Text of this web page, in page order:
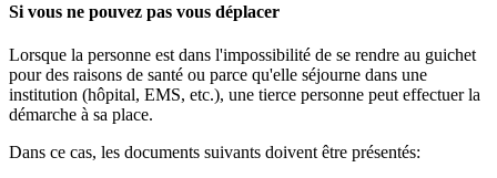
Si vous ne pouvez pas vous déplacer
Lorsque la personne est dans l'impossibilité de se rendre au guichet
pour des raisons de santé ou parce qu'elle séjourne dans une
institution (hôpital, EMS, etc.), une tierce personne peut effectuer la
démarche à sa place.
Dans ce cas, les documents suivants doivent être présentés: